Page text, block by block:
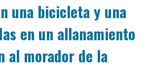
para estar más cerca tuyo y ofrecerte
San Pedro con la claridad y la
A partir de hoy, podés
nuestra nueva dirección web:
una bicicleta y una
en un allanamiento
al morador de la